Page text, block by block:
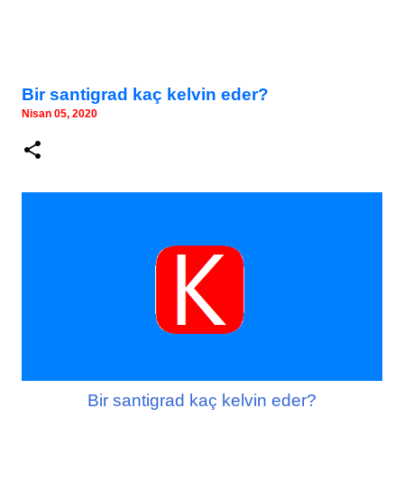
Bir santigrad kaç kelvin eder?
Nisan 05, 2020
Bir santigrad kaç kelvin eder?